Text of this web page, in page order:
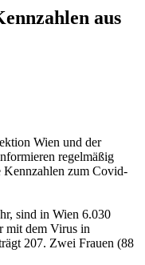
aus
Wien und der
regelmäßig
Kennzahlen zum Covid-
sind in Wien 6.030
mit dem Virus in
207. Zwei Frauen (88